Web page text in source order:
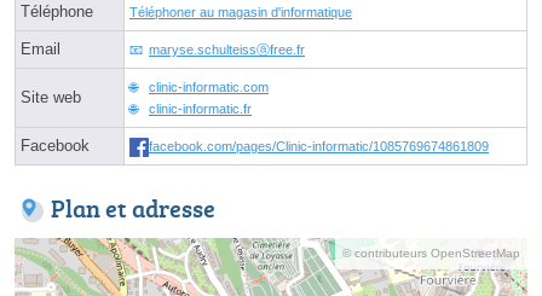
Téléphone Téléphoner au magasin d'informatique
Email maryse.schulteissⓐfree.fr
Site web
clinic-informatic.com
clinic-informatic.fr
Facebook facebook.com/pages/Clinic-informatic/1085769674861809
Plan et adresse
© contributeurs OpenStreetMap